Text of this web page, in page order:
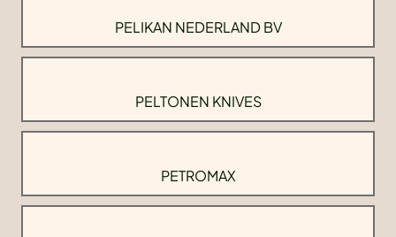
PELIKAN NEDERLAND BV
PELTONEN KNIVES
PETROMAX